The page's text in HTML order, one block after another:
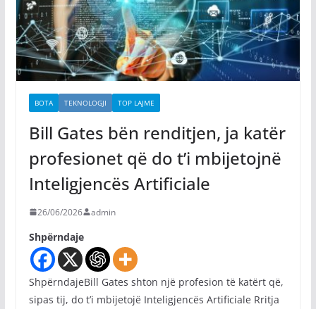
BOTA TEKNOLOGJI TOP LAJME
Bill Gates bën renditjen, ja katër
profesionet që do t’i mbijetojnë
Inteligjencës Artificiale
26/06/2026 admin
Shpërndaje
ShpërndajeBill Gates shton një profesion të katërt që,
sipas tij, do t’i mbijetojë Inteligjencës Artificiale Rritja